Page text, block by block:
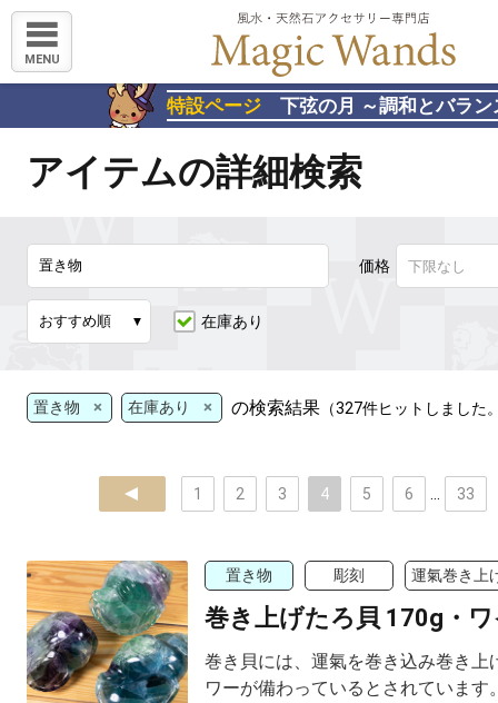
MENU
特設ページ 下弦の月 ～調和とバラン
アイテムの詳細検索
価格
在庫あり
置き物 × 在庫あり × の検索結果 （327件ヒットしました
prev 1 2 3 4 5 6 33
置き物 彫刻 運氣巻き上
巻き上げたろ貝 170g・
巻き貝には、運氣を巻き込み巻き上
ワーが備わっているとされています